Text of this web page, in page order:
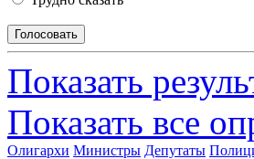
Показать
Показать все
Олигархи Министры Депутаты